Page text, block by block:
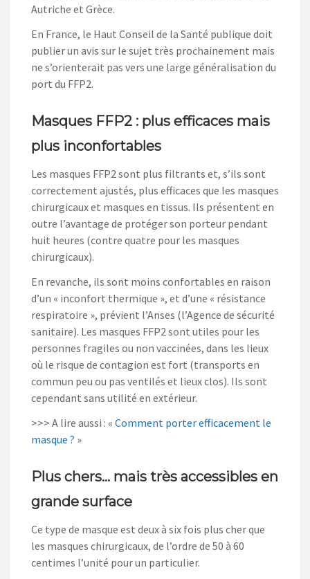
Autriche et Grèce.
En France, le Haut Conseil de la Santé publique doit
publier un avis sur le sujet très prochainement mais
ne s’orienterait pas vers une large généralisation du
port du FFP2.
Masques FFP2 : plus efficaces mais
plus inconfortables
Les masques FFP2 sont plus filtrants et, s’ils sont
correctement ajustés, plus efficaces que les masques
chirurgicaux et masques en tissus. Ils présentent en
outre l’avantage de protéger son porteur pendant
huit heures (contre quatre pour les masques
chirurgicaux).
En revanche, ils sont moins confortables en raison
d’un « inconfort thermique », et d’une « résistance
respiratoire », prévient l’Anses (l’Agence de sécurité
sanitaire). Les masques FFP2 sont utiles pour les
personnes fragiles ou non vaccinées, dans les lieux
où le risque de contagion est fort (transports en
commun peu ou pas ventilés et lieux clos). Ils sont
cependant sans utilité en extérieur.
>>> A lire aussi : « Comment porter efficacement le
masque ? »
Plus chers… mais très accessibles en
grande surface
Ce type de masque est deux à six fois plus cher que
les masques chirurgicaux, de l’ordre de 50 à 60
centimes l’unité pour un particulier.